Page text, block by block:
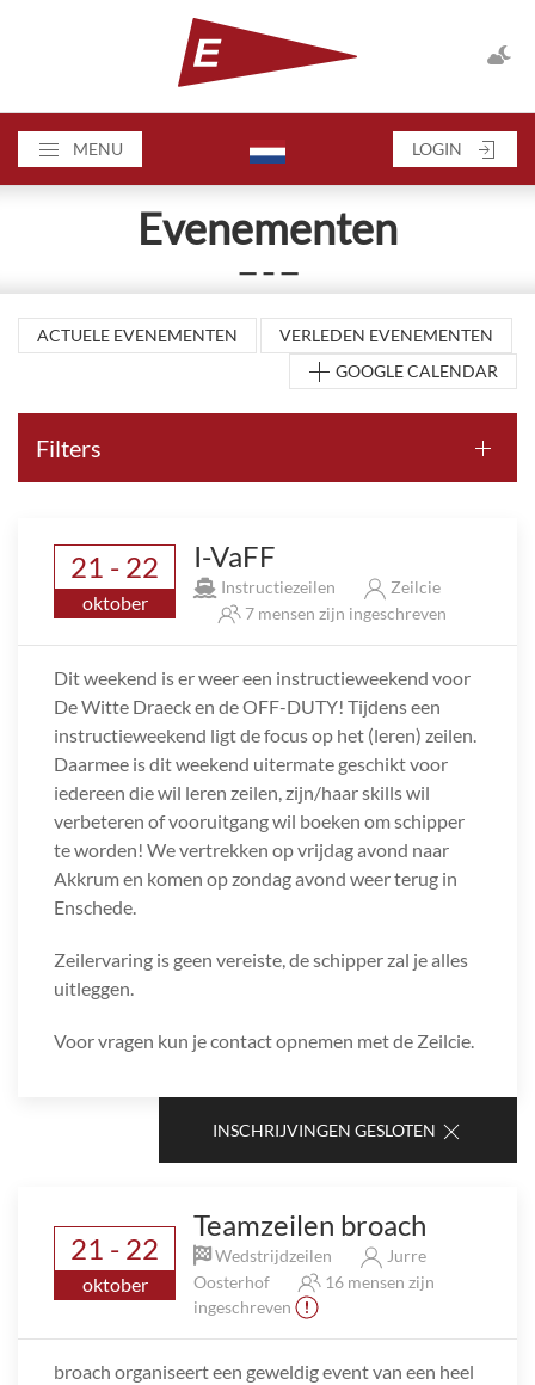
MENU LOGIN
Evenementen
— – —
ACTUELE EVENEMENTEN
VERLEDEN EVENEMENTEN
GOOGLE CALENDAR
Filters
21 - 22
oktober
I-VaFF
Instructiezeilen
Zeilcie
7 mensen zijn ingeschreven
Dit weekend is er weer een instructieweekend voor
De Witte Draeck en de OFF-DUTY! Tijdens een
instructieweekend ligt de focus op het (leren) zeilen.
Daarmee is dit weekend uitermate geschikt voor
iedereen die wil leren zeilen, zijn/haar skills wil
verbeteren of vooruitgang wil boeken om schipper
te worden! We vertrekken op vrijdag avond naar
Akkrum en komen op zondag avond weer terug in
Enschede.
Zeilervaring is geen vereiste, de schipper zal je alles
uitleggen.
Voor vragen kun je contact opnemen met de Zeilcie.
INSCHRIJVINGEN GESLOTEN
21 - 22
oktober
Teamzeilen broach
Wedstrijdzeilen
Jurre
Oosterhof
16 mensen zijn
ingeschreven
broach organiseert een geweldig event van een heel